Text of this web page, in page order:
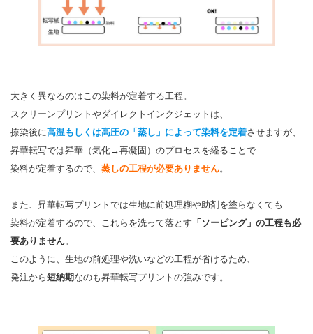
大きく異なるのはこの染料が定着する工程。
スクリーンプリントやダイレクトインクジェットは、
捺染後に高温もしくは高圧の「蒸し」によって染料を定着させますが、
昇華転写では昇華（気化→再凝固）のプロセスを経ることで
染料が定着するので、 蒸しの工程が必要ありません。
また、昇華転写プリントでは生地に前処理糊や助剤を塗らなくても
染料が定着するので、これらを洗って落とす 「ソーピング」の工程も必
要ありません。
このように、生地の前処理や洗いなどの工程が省けるため、
発注から短納期なのも昇華転写プリントの強みです。